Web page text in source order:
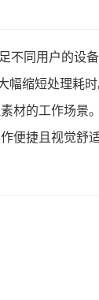
同用户的设备
缩短处理耗时
材的工作场景。
便捷且视觉舒适